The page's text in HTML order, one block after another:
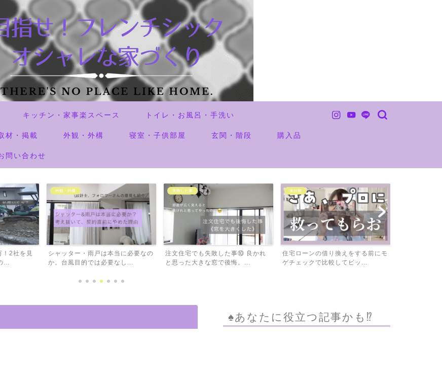
キッチン・家事楽スペース トイレ・お風呂・手洗い
材・掲載 外観・外構 寝室・子供部屋 玄関・階段 購入品
問い合わせ
2社を見
外観・外構
シャッター・雨戸は本当に必要なの
か。台風目的では必要なし...
失敗した事
注文住宅でも失敗した事⑩ 良かれ
と思った大きな窓で後悔。...
未分類
住宅ローンの借り換えをする前にモ
ゲチェックで比較してビッ...
♠︎あなたに役立つ記事かも⁉︎